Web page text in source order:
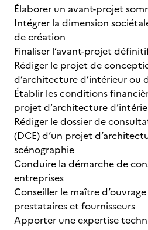
Élaborer un avant-projet
Intégrer la dimension
de création
Finaliser l’avant-projet
Rédiger le projet de
d’architecture d’intérieur ou
Établir les conditions
projet d’architecture
Rédiger le dossier de
(DCE) d’un projet
scénographie
Conduire la démarche de
entreprises
Conseiller le maître
prestataires et fournisseurs
Apporter une expertise